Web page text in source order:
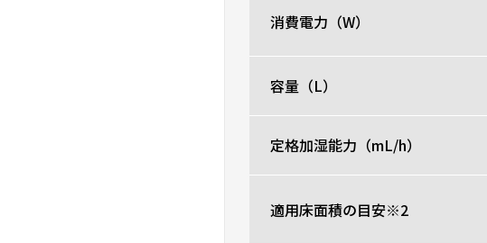
消費電力（W）
容量（L）
定格加湿能力（mL/h）
適用床面積の目安※2